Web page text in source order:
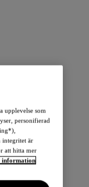
upplevelse som
personifierad
integritet är
att hitta mer
information